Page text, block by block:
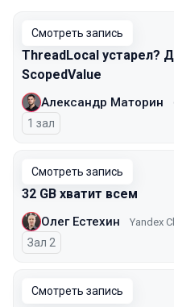
Смотреть запись
ThreadLocal устарел?
ScopedValue
Александр Маторин
1 зал
Смотреть запись
32 GB хватит всем
Олег Естехин Yandex
Зал 2
Смотреть запись